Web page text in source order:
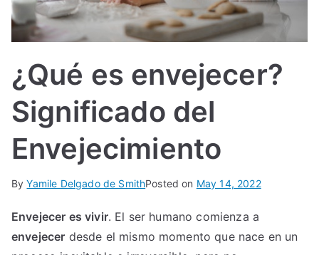
IN
TE
G
¿Qué es envejecer?
Significado del
Envejecimiento
ByYamile Delgado de SmithPosted on May 14, 2022
Envejecer es vivir. El ser humano comienza a
envejecer desde el mismo momento que nace en un